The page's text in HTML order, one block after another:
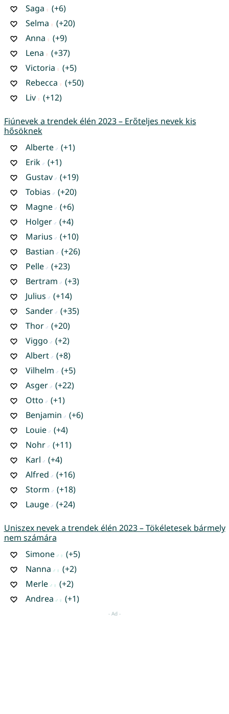
Saga
(+6)
Selma
(+20)
Anna
(+9)
Lena
(+37)
Victoria
(+5)
Rebecca
(+50)
Liv
(+12)
Fiúnevek a trendek élén 2023 – Erőteljes nevek kis
hősöknek
Alberte
(+1)
Erik
(+1)
Gustav
(+19)
Tobias
(+20)
Magne
(+6)
Holger
(+4)
Marius
(+10)
Bastian
(+26)
Pelle
(+23)
Bertram
(+3)
Julius
(+14)
Sander
(+35)
Thor
(+20)
Viggo
(+2)
Albert
(+8)
Vilhelm
(+5)
Asger
(+22)
Otto
(+1)
Benjamin
(+6)
Louie
(+4)
Nohr
(+11)
Karl
(+4)
Alfred
(+16)
Storm
(+18)
Lauge
(+24)
Uniszex nevek a trendek élén 2023 – Tökéletesek bármely
nem számára
Simone
(+5)
Nanna
(+2)
Merle
(+2)
Andrea
(+1)